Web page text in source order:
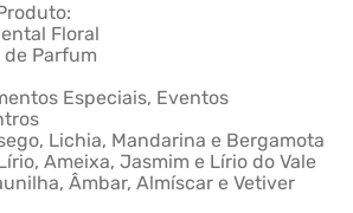
Floral
Parfum
Especiais, Eventos
Lichia, Mandarina e Bergamota
Ameixa, Jasmim e Lírio do Vale
Âmbar, Almíscar e Vetiver